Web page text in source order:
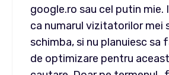
google.ro sau cel putin mie.
ca numarul vizitatorilor mei
schimba, si nu planuiesc sa
de optimizare pentru